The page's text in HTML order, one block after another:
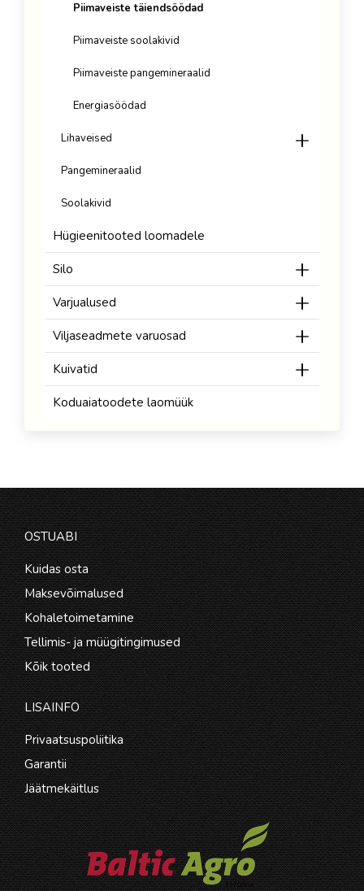
Piimaveiste täiendsöödad
Piimaveiste soolakivid
Piimaveiste pangemineraalid
Energiasöödad
Lihaveised
Pangemineraalid
Soolakivid
Hügieenitooted loomadele
Silo
Varjualused
Viljaseadmete varuosad
Kuivatid
Koduaiatoodete laomüük
OSTUABI
Kuidas osta
Maksevõimalused
Kohaletoimetamine
Tellimis- ja müügitingimused
Kõik tooted
LISAINFO
Privaatsuspoliitika
Garantii
Jäätmekäitlus